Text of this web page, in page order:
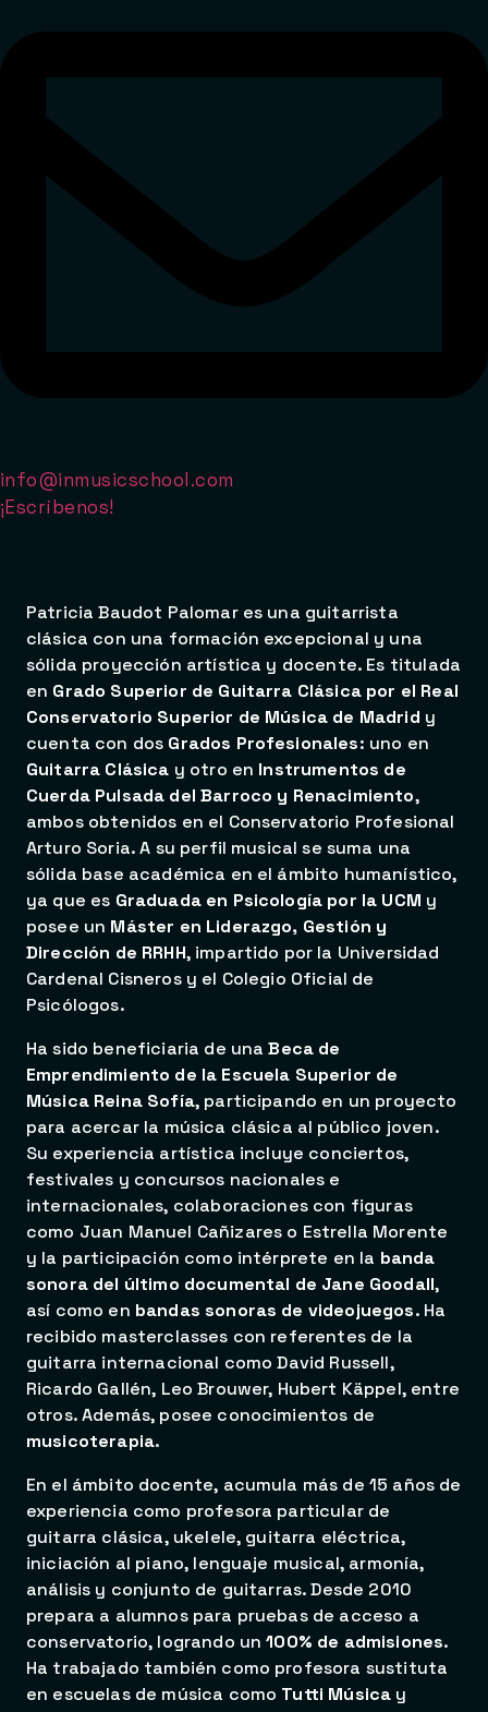
info@inmusicschool.com
¡Escríbenos!
Patricia Baudot Palomar es una guitarrista
clásica con una formación excepcional y una
sólida proyección artística y docente. Es titulada
en Grado Superior de Guitarra Clásica por el Real
Conservatorio Superior de Música de Madrid y
cuenta con dos Grados Profesionales: uno en
Guitarra Clásica y otro en Instrumentos de
Cuerda Pulsada del Barroco y Renacimiento,
ambos obtenidos en el Conservatorio Profesional
Arturo Soria. A su perfil musical se suma una
sólida base académica en el ámbito humanístico,
ya que es Graduada en Psicología por la UCM y
posee un Máster en Liderazgo, Gestión y
Dirección de RRHH, impartido por la Universidad
Cardenal Cisneros y el Colegio Oficial de
Psicólogos.
Ha sido beneficiaria de unaBeca de
Emprendimiento de la Escuela Superior de
Música Reina Sofía, participando en un proyecto
para acercar la música clásica al público joven.
Su experiencia artística incluye conciertos,
festivales y concursos nacionales e
internacionales, colaboraciones con figuras
como Juan Manuel Cañizares o Estrella Morente
y la participación como intérprete en la banda
sonora del último documental de Jane Goodall,
así como en bandas sonoras de videojuegos. Ha
recibido masterclasses con referentes de la
guitarra internacional como David Russell,
Ricardo Gallén, Leo Brouwer, Hubert Käppel, entre
otros. Además, posee conocimientos de
musicoterapia.
En el ámbito docente, acumula más de 15 años de
experiencia como profesora particular de
guitarra clásica, ukelele, guitarra eléctrica,
iniciación al piano, lenguaje musical, armonía,
análisis y conjunto de guitarras. Desde 2010
prepara a alumnos para pruebas de acceso a
conservatorio, logrando un100% de admisiones.
Ha trabajado también como profesora sustituta
en escuelas de música como Tutti Música y